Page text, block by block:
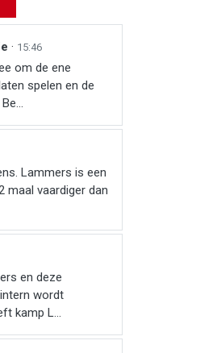
· 15:46
om de ene
spelen en de
Lammers is een
maal vaardiger dan
en deze
wordt
kamp L...